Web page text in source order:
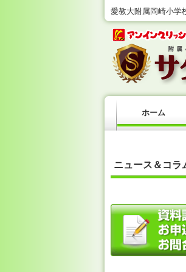
愛教大附属岡崎小学
ホーム
ニュース＆コラ